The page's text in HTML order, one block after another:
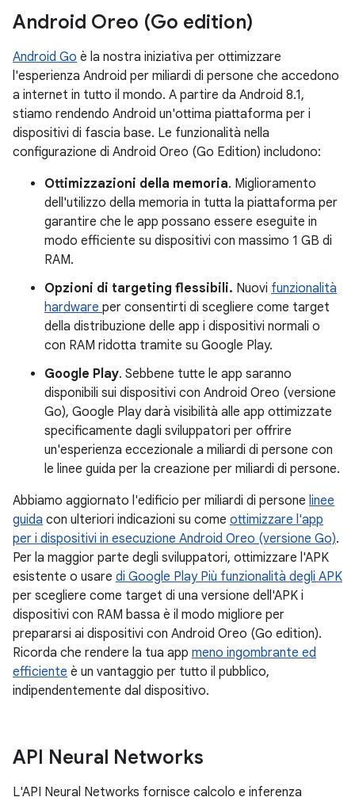
Android Oreo (Go edition)
Android Go è la nostra iniziativa per ottimizzare
l'esperienza Android per miliardi di persone che accedono
a internet in tutto il mondo. A partire da Android 8.1,
stiamo rendendo Android un'ottima piattaforma per i
dispositivi di fascia base. Le funzionalità nella
configurazione di Android Oreo (Go Edition) includono:
Ottimizzazioni della memoria. Miglioramento
dell'utilizzo della memoria in tutta la piattaforma per
garantire che le app possano essere eseguite in
modo efficiente su dispositivi con massimo 1 GB di
RAM.
Opzioni di targeting flessibili. Nuovi funzionalità
hardware per consentirti di scegliere come target
della distribuzione delle app i dispositivi normali o
con RAM ridotta tramite su Google Play.
Google Play. Sebbene tutte le app saranno
disponibili sui dispositivi con Android Oreo (versione
Go), Google Play darà visibilità alle app ottimizzate
specificamente dagli sviluppatori per offrire
un'esperienza eccezionale a miliardi di persone con
le linee guida per la creazione per miliardi di persone.
Abbiamo aggiornato l'edificio per miliardi di persone linee
guida con ulteriori indicazioni su come ottimizzare l'app
per i dispositivi in esecuzione Android Oreo (versione Go).
Per la maggior parte degli sviluppatori, ottimizzare l'APK
esistente o usare di Google Play Più funzionalità degli APK
per scegliere come target di una versione dell'APK i
dispositivi con RAM bassa è il modo migliore per
prepararsi ai dispositivi con Android Oreo (Go edition).
Ricorda che rendere la tua app meno ingombrante ed
efficiente è un vantaggio per tutto il pubblico,
indipendentemente dal dispositivo.
API Neural Networks
L'API Neural Networks fornisce calcolo e inferenza